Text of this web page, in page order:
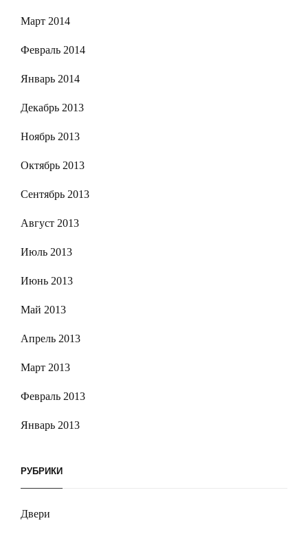
Март 2014
Февраль 2014
Январь 2014
Декабрь 2013
Ноябрь 2013
Октябрь 2013
Сентябрь 2013
Август 2013
Июль 2013
Июнь 2013
Май 2013
Апрель 2013
Март 2013
Февраль 2013
Январь 2013
РУБРИКИ
Двери